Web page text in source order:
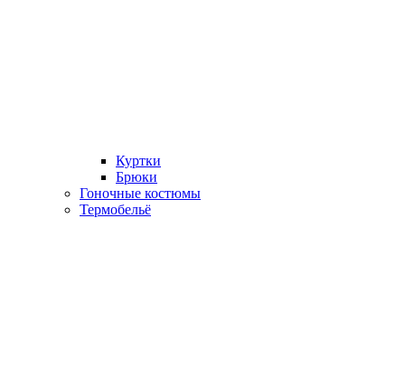
Куртки
Брюки
Гоночные костюмы
Термобельё